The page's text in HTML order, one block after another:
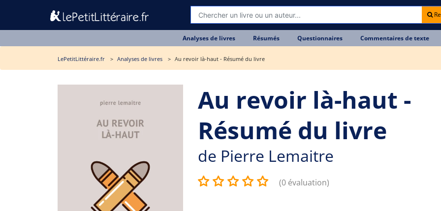
Analyses de livres Résumés Questionnaires Commentaires de texte
LePetitLittéraire.fr Analyses de livres Au revoir là-haut - Résumé du livre
Au revoir là-haut -
Résumé du livre
de Pierre Lemaitre
(0 évaluation)